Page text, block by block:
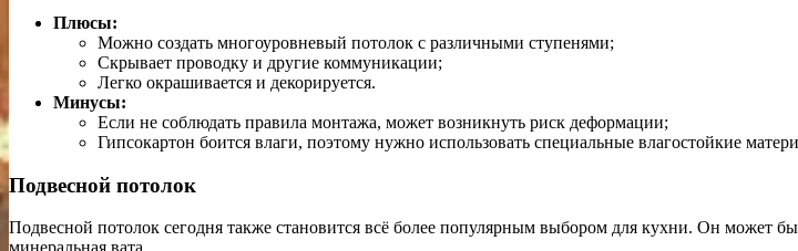
Плюсы:
Можно создать многоуровневый потолок с различными ступенями;
Скрывает проводку и другие коммуникации;
Легко окрашивается и декорируется.
Минусы:
Если не соблюдать правила монтажа, может возникнуть риск деформации;
Гипсокартон боится влаги, поэтому нужно использовать специальные влагостойкие
Подвесной потолок
Подвесной потолок сегодня также становится всё более популярным выбором для кухни. Он может